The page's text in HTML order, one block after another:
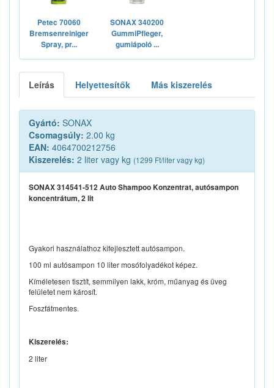
Petec 70060
Bremsenreiniger
Spray, pr...
SONAX 340200
GummiPfleger,
gumiápoló ...
Leírás Helyettesítők Más kiszerelés
Gyártó: SONAX
Csomagsúly: 2.00 kg
EAN: 4064700212756
Kiszerelés: 2 liter vagy kg (1299 Ft/liter vagy kg)
SONAX 314541-512 Auto Shampoo Konzentrat, autósampon
koncentrátum, 2 lit
Gyakori használathoz kifejlesztett autósampon.
100 ml autósampon 10 liter mosófolyadékot képez.
Kíméletesen tisztít, semmilyen lakk, króm, műanyag és üveg
felületet nem károsít.
Foszfátmentes.
Kiszerelés:
2 liter